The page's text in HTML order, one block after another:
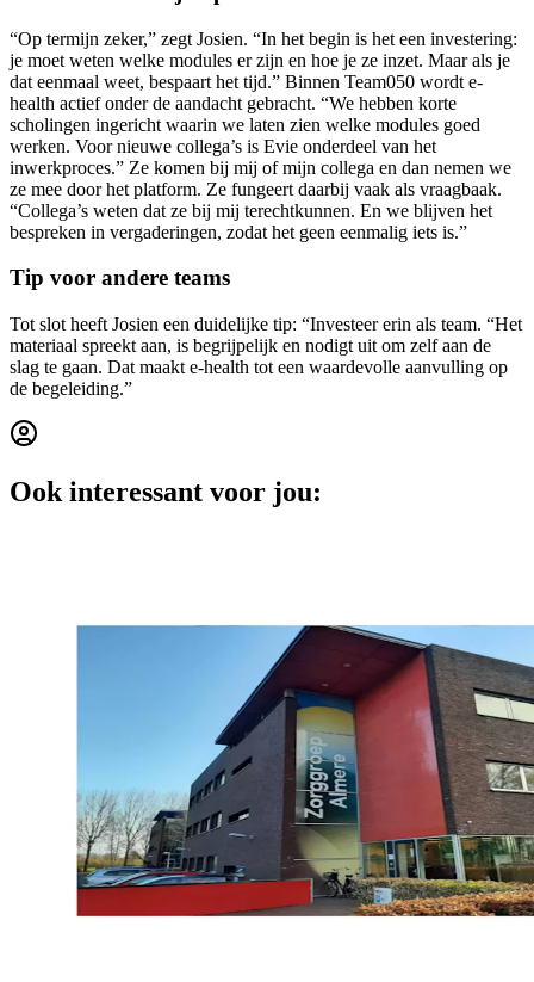
“Op termijn zeker,” zegt Josien. “In het begin is het een investering:
je moet weten welke modules er zijn en hoe je ze inzet. Maar als je
dat eenmaal weet, bespaart het tijd.” Binnen Team050 wordt e-
health actief onder de aandacht gebracht. “We hebben korte
scholingen ingericht waarin we laten zien welke modules goed
werken. Voor nieuwe collega’s is Evie onderdeel van het
inwerkproces.” Ze komen bij mij of mijn collega en dan nemen we
ze mee door het platform. Ze fungeert daarbij vaak als vraagbaak.
“Collega’s weten dat ze bij mij terechtkunnen. En we blijven het
bespreken in vergaderingen, zodat het geen eenmalig iets is.”
Tip voor andere teams
Tot slot heeft Josien een duidelijke tip: “Investeer erin als team. “Het
materiaal spreekt aan, is begrijpelijk en nodigt uit om zelf aan de
slag te gaan. Dat maakt e-health tot een waardevolle aanvulling op
de begeleiding.”
Ook interessant voor jou: